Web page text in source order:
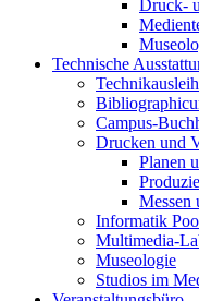
Druck-
Technische
Campus-
Drucken und
Planen
Messen
Informatik
Multimedia-
Museologie
Studios im